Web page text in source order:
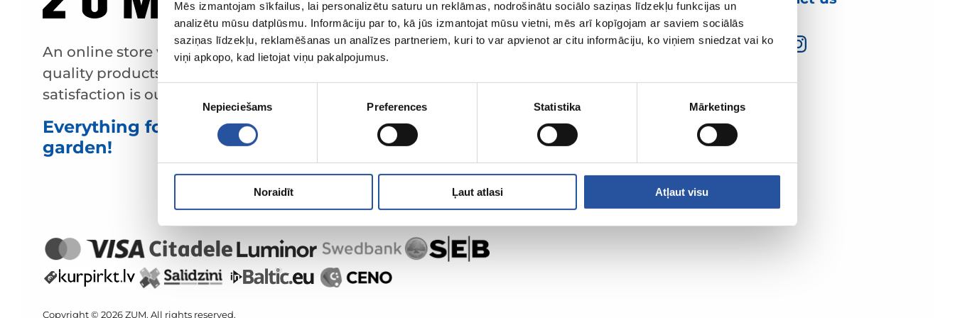
Mēs izmantojam sīkfailus, lai personalizētu saturu un reklāmas, nodrošinātu sociālo saziņas līdzekļu funkcijas un
analizētu mūsu datplūsmu. Informāciju par to, kā jūs izmantojat mūsu vietni, mēs arī kopīgojam ar saviem sociālās
saziņas līdzekļu, reklamēšanas un analīzes partneriem, kuri to var apvienot ar citu informāciju, ko viņiem sniedzat vai ko
viņi apkopo, kad lietojat viņu pakalpojumus.
Nepieciešams Preferences Statistika Mārketings
Noraidīt Ļaut atlasi Atļaut visu
An online store with great prices and
quality products, where customer
satisfaction is our main value.
Everything for your home and
garden!
Copyright © 2026 ZUM. All rights reserved.